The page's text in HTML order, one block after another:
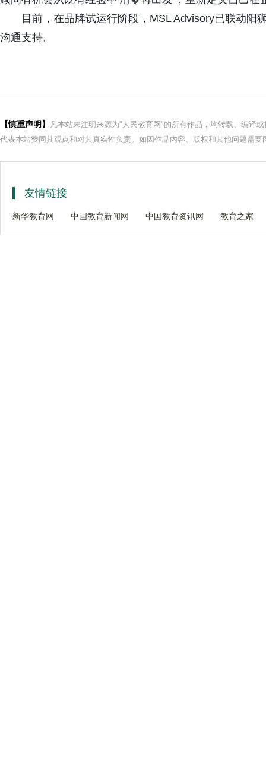
目前，在品牌试运行阶段，MSL Advisory已联动
沟通支持。
【慎重声明】
凡本站未注明来源为"人民教育网"的所有作品，均转载、编译
代表本站赞同其观点和对其真实性负责。如因作品内容、版权和其他问题需
友情链接
新华教育网 中国教育新闻网 中国教育资讯网 教育之家